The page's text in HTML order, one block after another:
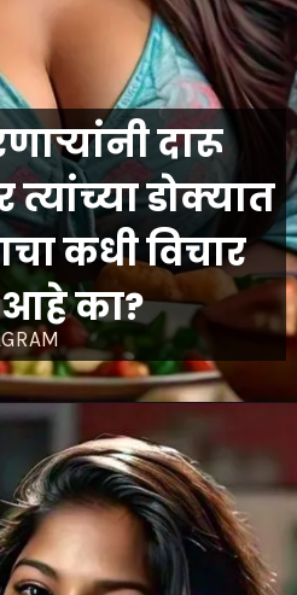
दारू
डोक्यात
कधी विचार
का?